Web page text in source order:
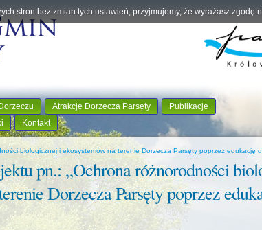
Atrakcje Dorzecza Parsęty
Publikacje
Kontakt
biologicznej i ekosystemów na terenie Dorzecza Parsęty poprzez edukację
pn.: „Ochrona różnorodności
Dorzecza Parsęty poprzez
stron bez zmian tych ustawień, przyjmujemy, że wyrażasz zgodę